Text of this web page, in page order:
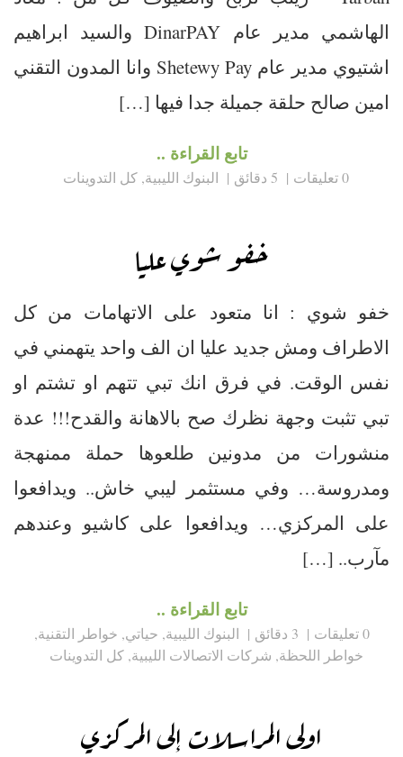
الهاشمي مدير عام DinarPAY والسيد ابراهيم
اشتيوي مدير عام Shetewy Pay وانا المدون التقني
امين صالح حلقة جميلة جدا فيها […]
تابع القراءة ..
0 تعليقات 5 دقائق البنوك الليبية, كل التدوينات
خفو شوي عليا
خفو شوي : انا متعود على الاتهامات من كل
الاطراف ومش جديد عليا ان الف واحد يتهمني في
نفس الوقت. في فرق انك تبي تتهم او تشتم او
تبي تثبت وجهة نظرك صح بالاهانة والقدح!!! عدة
منشورات من مدونين طلعوها حملة ممنهجة
ومدروسة… وفي مستثمر ليبي خاش.. ويدافعوا
على المركزي… ويدافعوا على كاشيو وعندهم
مآرب.. […]
تابع القراءة ..
0 تعليقات 3 دقائق البنوك الليبية, حياتي, خواطر التقنية,
خواطر اللحظة, شركات الاتصالات الليبية,كل التدوينات
اولى المراسلات إلى المركزي